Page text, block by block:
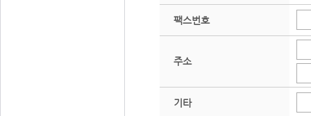
팩스번호
주소
기타